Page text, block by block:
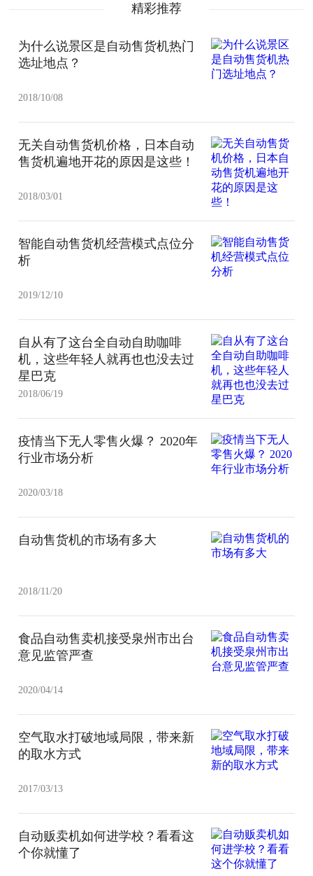
精彩推荐
为什么说景区是自动售货机热门
选址地点？
2018/10/08
无关自动售货机价格，日本自动
售货机遍地开花的原因是这些！
2018/03/01
智能自动售货机经营模式点位分
析
2019/12/10
自从有了这台全自动自助咖啡
机，这些年轻人就再也也没去过
星巴克
2018/06/19
疫情当下无人零售火爆？ 2020年
行业市场分析
2020/03/18
自动售货机的市场有多大
2018/11/20
食品自动售卖机接受泉州市出台
意见监管严查
2020/04/14
空气取水打破地域局限，带来新
的取水方式
2017/03/13
自动贩卖机如何进学校？看看这
个你就懂了